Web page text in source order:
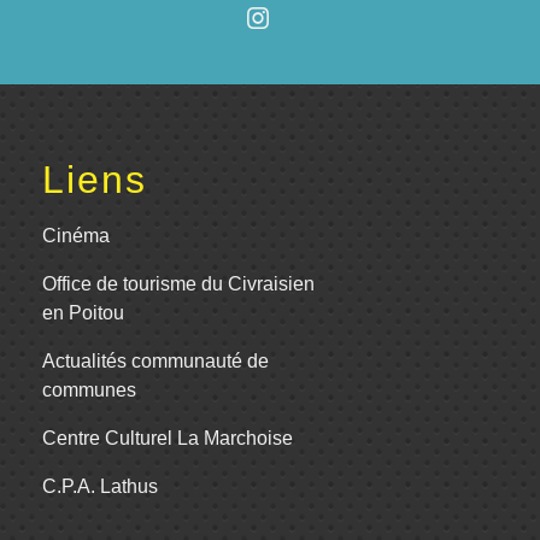
Liens
Cinéma
Office de tourisme du Civraisien
en Poitou
Actualités communauté de
communes
Centre Culturel La Marchoise
C.P.A. Lathus